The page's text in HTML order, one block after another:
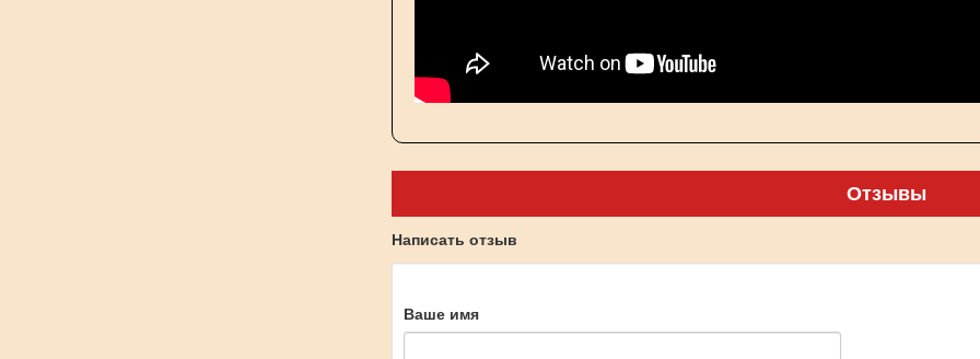
Отзывы
Написать отзыв
Ваше имя